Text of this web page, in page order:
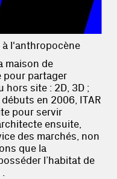
l'anthropocène
maison de
pour partager
hors site : 2D, 3D ;
en 2006, ITAR
pour servir
ensuite,
des marchés, non
que la
l’habitat de
.